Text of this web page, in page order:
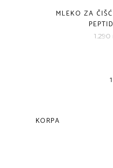
MLEKO ZA
1.290
1
KORPA